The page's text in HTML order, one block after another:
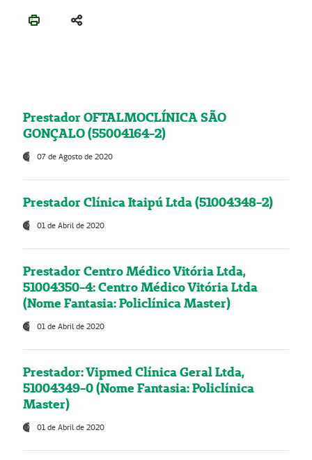
Prestador OFTALMOCLÍNICA SÃO
GONÇALO (55004164-2)
07 de Agosto de 2020
Prestador Clínica Itaipú Ltda (51004348-2)
01 de Abril de 2020
Prestador Centro Médico Vitória Ltda,
51004350-4: Centro Médico Vitória Ltda
(Nome Fantasia: Policlínica Master)
01 de Abril de 2020
Prestador: Vipmed Clínica Geral Ltda,
51004349-0 (Nome Fantasia: Policlínica
Master)
01 de Abril de 2020